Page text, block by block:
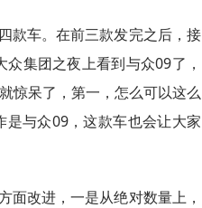
款车。在前三款发完之后，接
集团之夜上看到与众09了，
惊呆了，第一，怎么可以这么
与众09，这款车也会让大家
面改进，一是从绝对数量上，